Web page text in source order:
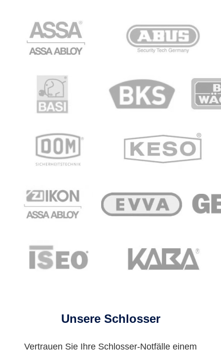
Unsere Schlosser
Vertrauen Sie Ihre Schlosser-Notfälle einem